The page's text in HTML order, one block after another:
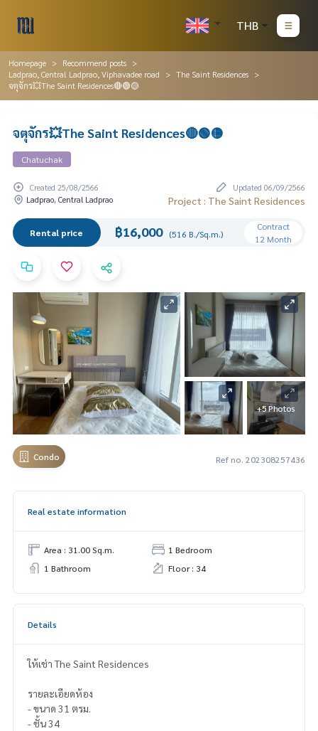
THB
Homepage
Recommend posts
Ladprao, Central Ladprao, Viphavadee road
The Saint Residences
จตุจักร💥The Saint Residences🔴🟢🟡
จตุจักร💥The Saint Residences🔴🟢🟡
Chatuchak
Created 25/08/2566
Updated 06/09/2566
Ladprao, Central Ladprao
Project : The Saint Residences
Rental price ฿16,000 (516 B./Sq.m.)
Contract
12 Month
+5 Photos
Condo Ref no. 202308257436
Real estate information
Area : 31.00 Sq.m.
1 Bedroom
1 Bathroom
Floor : 34
Details
ให้เช่า The Saint Residences
รายละเอียดห้อง
- ขนาด 31 ตรม.
- ชั้น 34